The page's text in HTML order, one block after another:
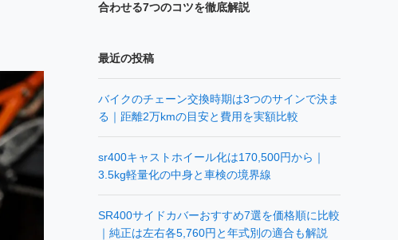
合わせる7つのコツを徹底解説
最近の投稿
バイクのチェーン交換時期は3つのサインで決ま
る｜距離2万kmの目安と費用を実額比較
sr400キャストホイール化は170,500円から｜
3.5kg軽量化の中身と車検の境界線
SR400サイドカバーおすすめ7選を価格順に比較
｜純正は左右各5,760円と年式別の適合も解説